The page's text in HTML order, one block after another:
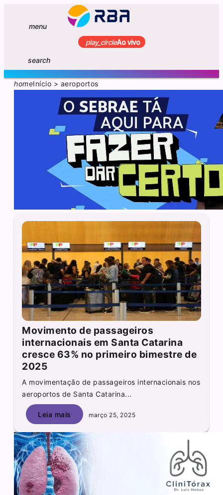
menu
play_circleAo vivo
search
homeInício > aeroportos
Movimento de passageiros
internacionais em Santa Catarina
cresce 63% no primeiro bimestre de
2025
A movimentação de passageiros internacionais nos
aeroportos de Santa Catarina...
Leia mais março 25, 2025